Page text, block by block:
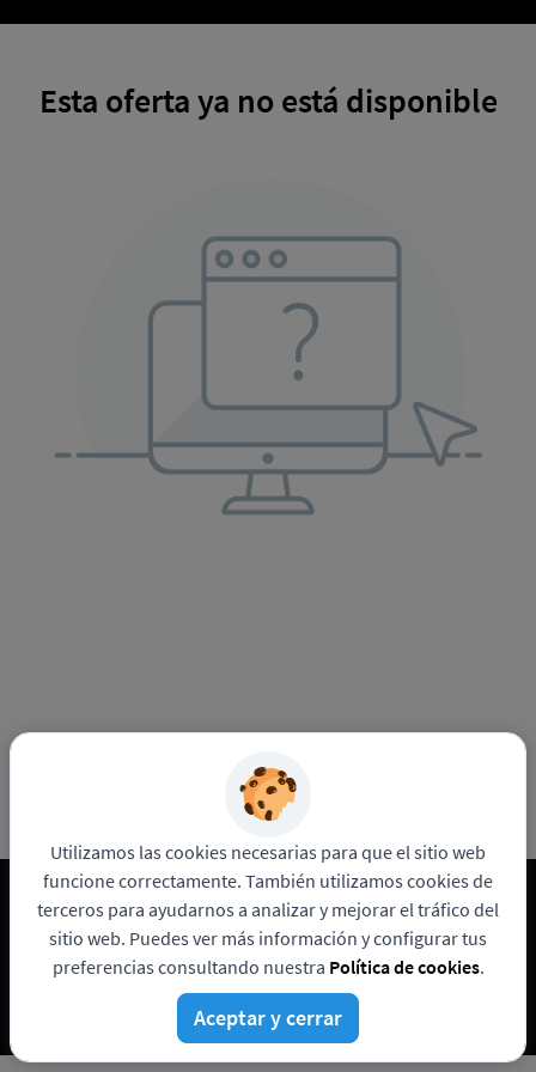
Esta oferta ya no está disponible
Ver más ofertas
Pandapé Política de privacidad
Utilizamos las cookies necesarias para que el sitio web
funcione correctamente. También utilizamos cookies de
terceros para ayudarnos a analizar y mejorar el tráfico del
sitio web. Puedes ver más información y configurar tus
preferencias consultando nuestra Política de cookies.
Aceptar y cerrar